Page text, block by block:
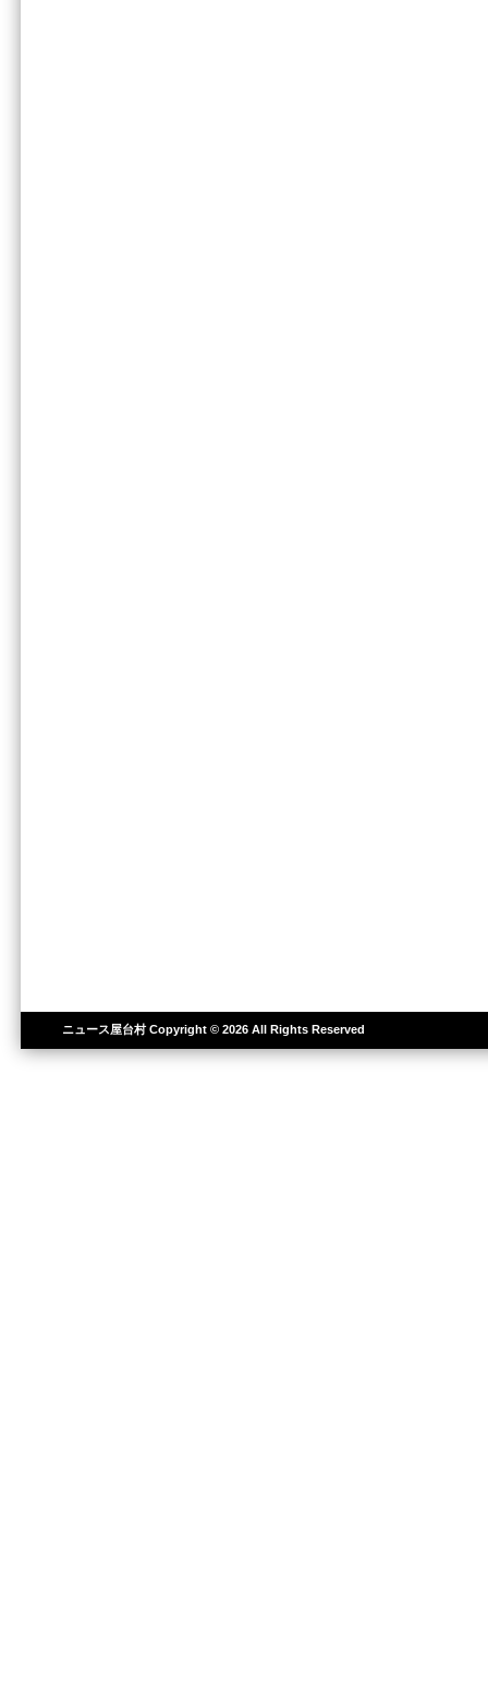
ニュース屋台村Copyright © 2026 All Rights Reserved